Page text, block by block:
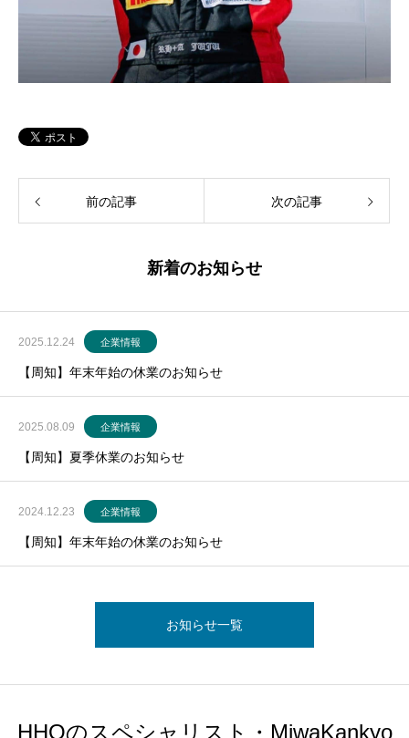
前の記事 次の記事
新着のお知らせ
2025.12.24 企業情報
【周知】年末年始の休業のお知らせ
2025.08.09 企業情報
【周知】夏季休業のお知らせ
2024.12.23 企業情報
【周知】年末年始の休業のお知らせ
お知らせ一覧
HHOのスペシャリスト・MiwaKankyo